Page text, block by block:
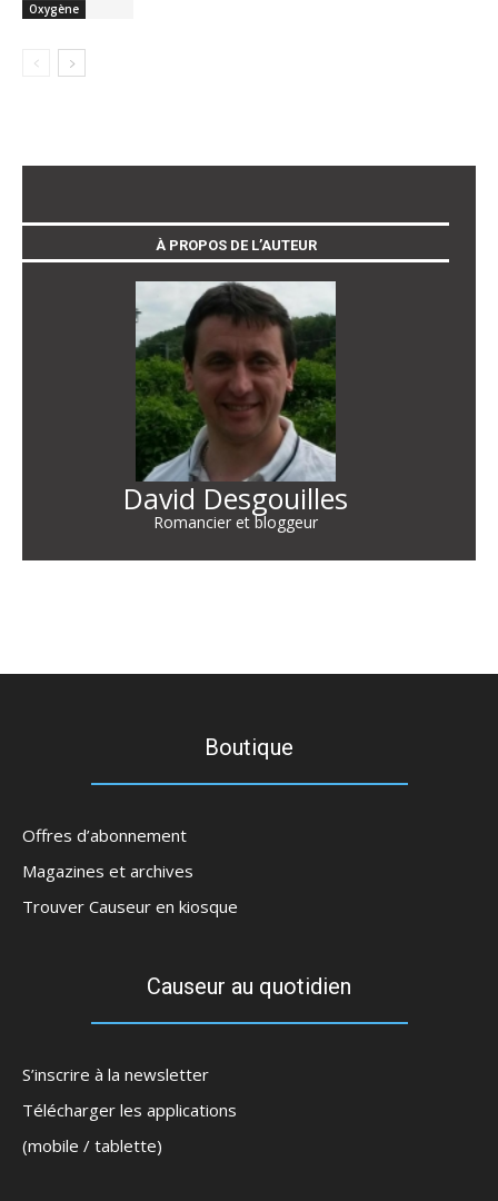
Oxygène
À PROPOS DE L’AUTEUR
David Desgouilles
Romancier et bloggeur
Boutique
Offres d’abonnement
Magazines et archives
Trouver Causeur en kiosque
Causeur au quotidien
S’inscrire à la newsletter
Télécharger les applications
(mobile / tablette)